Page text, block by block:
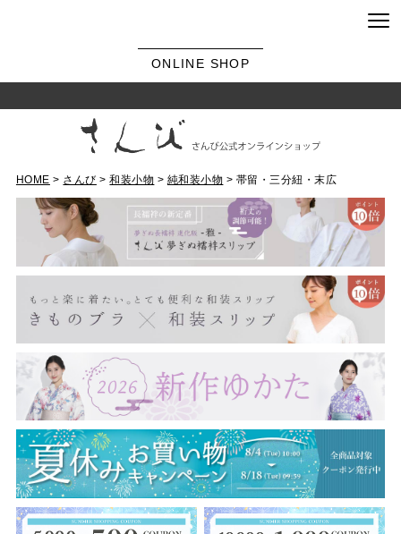
ONLINE SHOP
HOME さんび 和装小物 純和装小物 帯留・三分紐・末広